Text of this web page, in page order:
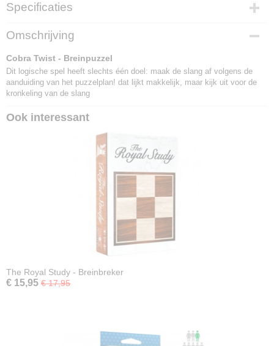
Specificaties
EAN code
4260071877734
Omschrijving
Cobra Twist - Breinpuzzel
Dit logische spel heeft slechts één doel: maak de slang af volgens de
aanduiding van het puzzelplan! dat lijkt makkelijk, maar kijk uit voor de
kronkeling van de slang
Ook interessant
The Royal Study - Breinbreker
€ 15,95 € 17,95